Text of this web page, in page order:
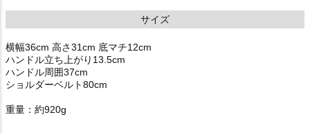
サイズ
横幅36cm 高さ31cm 底マチ12cm
ハンドル立ち上がり13.5cm
ハンドル周囲37cm
ショルダーベルト80cm
重量：約920g